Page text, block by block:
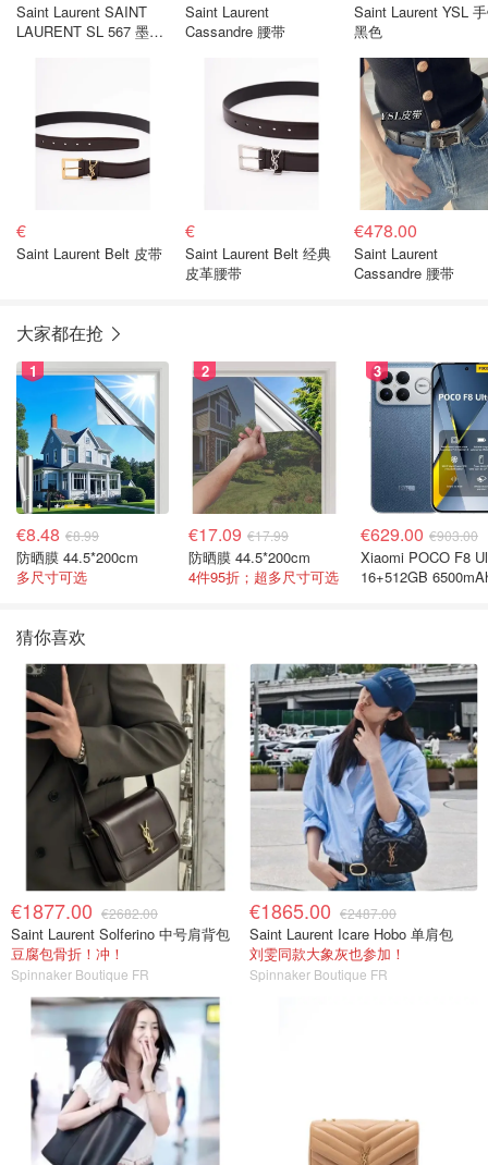
Saint Laurent SAINT
LAURENT SL 567 墨镜
Saint Laurent
Cassandre 腰带
Saint Laurent YSL
黑色
€
Saint Laurent Belt 皮带
€
Saint Laurent Belt 经典
皮革腰带
€478.00
Saint Laurent
Cassandre 腰带
大家都在抢
1
€8.48 €8.99
防晒膜 44.5*200cm
多尺寸可选
2
€17.09 €17.99
防晒膜 44.5*200cm
4件95折；超多尺寸可选
3
€629.00 €903.00
Xiaomi POCO F8
16+512GB
猜你喜欢
€1877.00 €2682.00
Saint Laurent Solferino 中号肩背包
豆腐包骨折！冲！
Spinnaker Boutique FR
€1865.00 €2487.00
Saint Laurent Icare Hobo 单肩包
刘雯同款大象灰也参加！
Spinnaker Boutique FR